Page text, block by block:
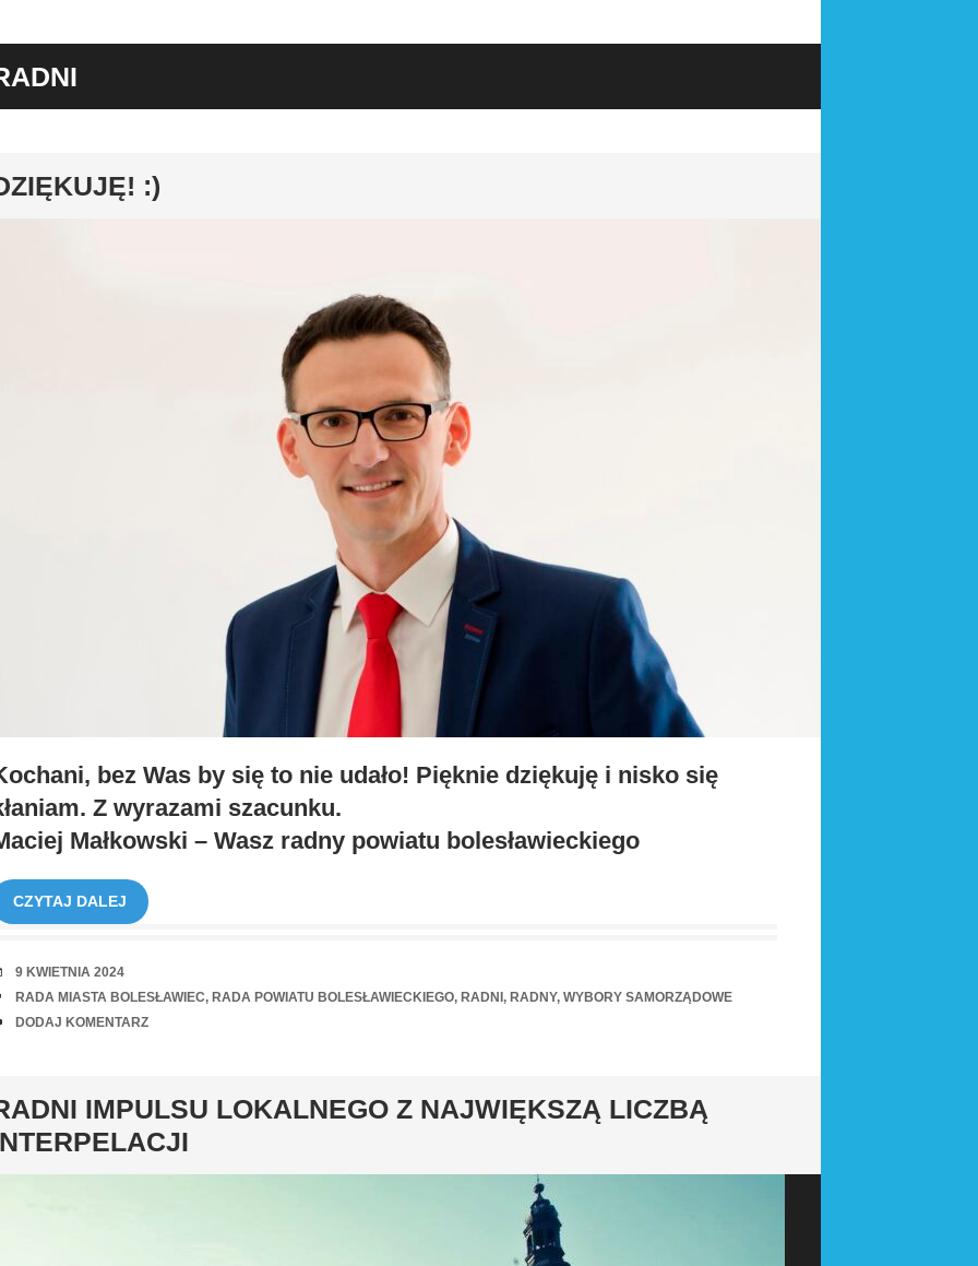
:)
bez Was by się to nie udało! Pięknie dziękuję i nisko się
Z wyrazami szacunku.
Małkowski – Wasz radny powiatu bolesławieckiego
CZYTAJ DALEJ
RANDKA
9 KWIETNIA 2024
TAGI
RADA MIASTA BOLESŁAWIEC, RADA POWIATU BOLESŁAWIECKIEGO, RADNI , RADNY, WYBORY SAMORZĄDOWE
UWAGI
DODAJ KOMENTARZ
IMPULSU LOKALNEGO Z NAJWIĘKSZĄ LICZBĄ